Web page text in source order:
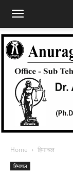
Home हिमाचल
हिमाचल